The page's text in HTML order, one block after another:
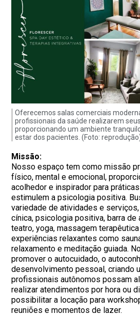
Oferecemos salas comerciais
profissionais da saúde realizarem
proporcionando um ambiente
estar dos pacientes. (Foto:
Missão:
Nosso espaço tem como missão
físico, mental e emocional,
acolhedor e inspirador para
estimulem a psicologia positiva.
variedade de atividades e
cínica, psicologia positiva, barra de
teatro, yoga, massagem
experiências relaxantes como
relaxamento e meditação guiada.
promover o autocuidado, o
desenvolvimento pessoal, criando
profissionais autônomos possam
realizar atendimentos por hora ou
possibilitar a locação para
reuniões e momentos de lazer.